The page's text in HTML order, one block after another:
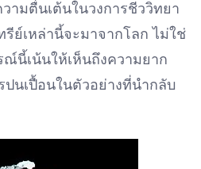
ามตื่นเต้นในวงการชีววิทยา
ย์เหล่านี้จะมาจากโลก ไม่ใช่
นี้เน้นให้เห็นถึงความยาก
ปนเปื้อนในตัวอย่างที่นำกลับ